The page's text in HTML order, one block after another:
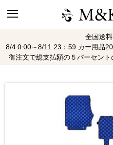
全国送料
8/4 0:00～8/11 23：59 カー用品
御注文で総支払額の５パーセン